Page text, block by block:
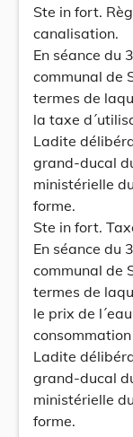
Ste in fort.
canalisation.
En séance du
communal de
termes de
la taxe
Ladite
grand-ducal
ministérielle
forme.
Ste in fort.
En séance du
communal de
termes de
le prix de
consommation
Ladite
grand-ducal
ministérielle
forme.